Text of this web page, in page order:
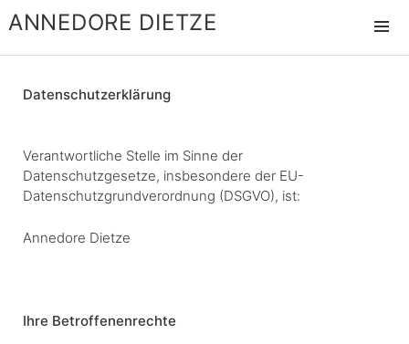
ANNEDORE DIETZE
MENÜ
Datenschutzerklärung
Verantwortliche Stelle im Sinne der
Datenschutzgesetze, insbesondere der EU-
Datenschutzgrundverordnung (DSGVO), ist:
Annedore Dietze
Ihre Betroffenenrechte